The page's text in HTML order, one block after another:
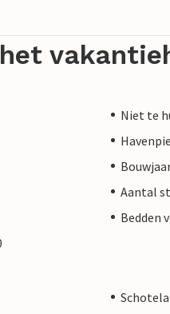
Niet te
Aantal
Bedden